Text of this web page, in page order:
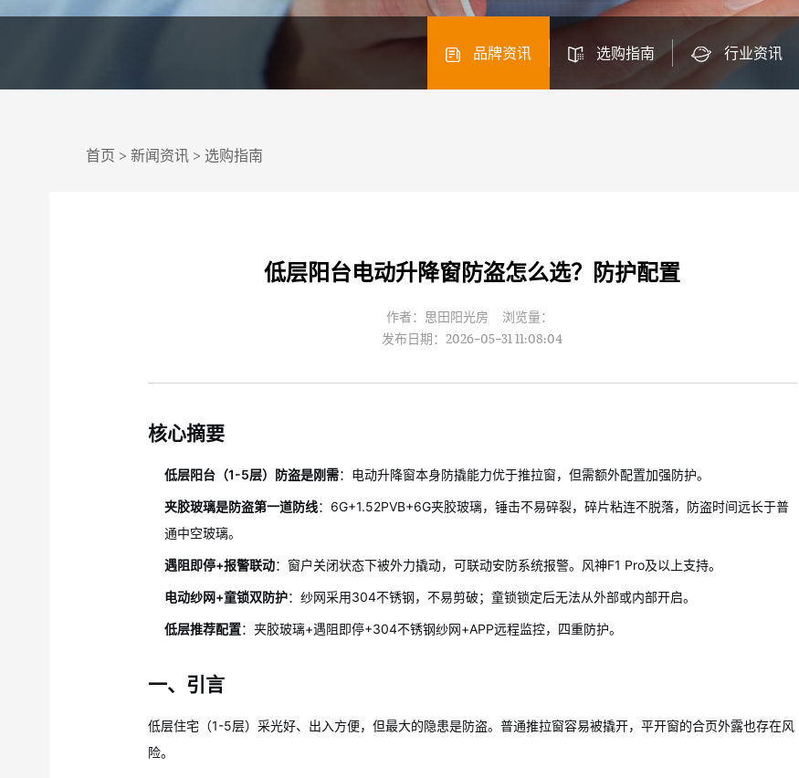
品牌资讯 选购指南 行业资讯
首页 > 新闻资讯> 选购指南
低层阳台电动升降窗防盗怎么选？防护配置
作者：思田阳光房 浏览量：
发布日期：2026-05-31 11:08:04
核心摘要
低层阳台（1-5层）防盗是刚需：电动升降窗本身防撬能力优于推拉窗，但需额外配置加强防护。
夹胶玻璃是防盗第一道防线：6G+1.52PVB+6G夹胶玻璃，锤击不易碎裂，碎片粘连不脱落，防盗时间远长于普
通中空玻璃。
遇阻即停+报警联动：窗户关闭状态下被外力撬动，可联动安防系统报警。风神F1 Pro及以上支持。
电动纱网+童锁双防护：纱网采用304不锈钢，不易剪破；童锁锁定后无法从外部或内部开启。
低层推荐配置：夹胶玻璃+遇阻即停+304不锈钢纱网+APP远程监控，四重防护。
一、引言
低层住宅（1-5层）采光好、出入方便，但最大的隐患是防盗。普通推拉窗容易被撬开，平开窗的合页外露也存在风
险。